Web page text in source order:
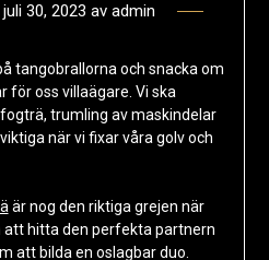
juli 30, 2023 av admin
tangobrallorna och snacka om
för oss villaägare. Vi ska
trumling av maskindelar
när vi fixar våra golv och
är nog den riktiga grejen när
att hitta den perfekta partnern
att bilda en oslagbar duo.